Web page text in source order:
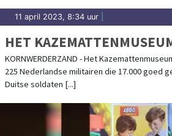
11 april 2023, 8:34 uur
HET
KORNWERDERZAND - Het
225 Nederlandse militairen die 17.000 goed
Duitse soldaten [...]